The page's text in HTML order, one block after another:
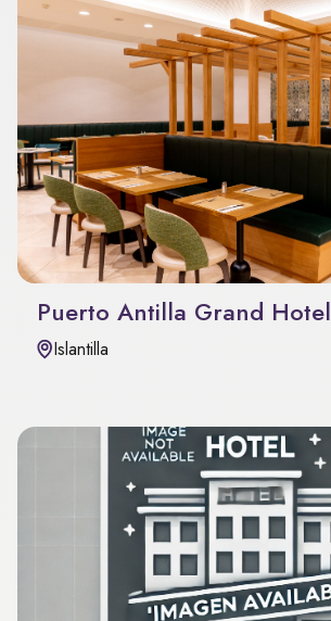
Puerto Antilla Grand Hotel
Islantilla